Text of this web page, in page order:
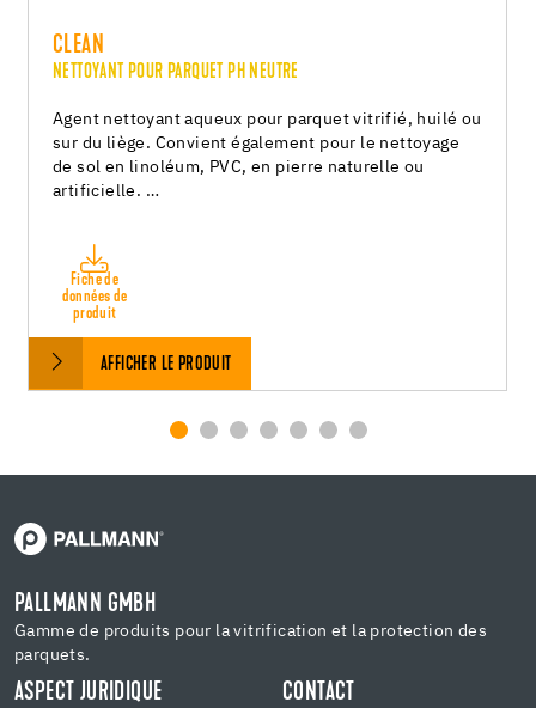
CLEAN
NETTOYANT POUR PARQUET PH NEUTRE
Agent nettoyant aqueux pour parquet vitrifié, huilé ou
sur du liège. Convient également pour le nettoyage
de sol en linoléum, PVC, en pierre naturelle ou
artificielle. …
Fiche de
données de
produit
AFFICHER LE PRODUIT
PALLMANN GMBH
Gamme de produits pour la vitrification et la protection des
parquets.
ASPECT JURIDIQUE CONTACT